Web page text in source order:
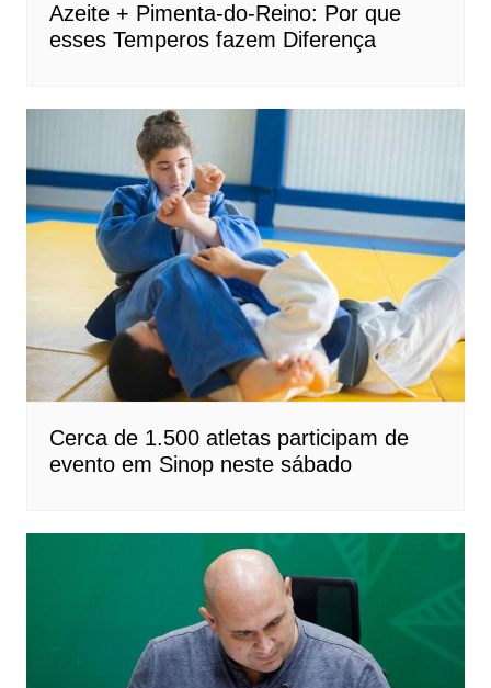
Azeite + Pimenta-do-Reino: Por que
esses Temperos fazem Diferença
Cerca de 1.500 atletas participam de
evento em Sinop neste sábado